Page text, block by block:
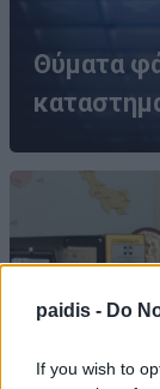
paidis - Do
If you wish to
Θύματα